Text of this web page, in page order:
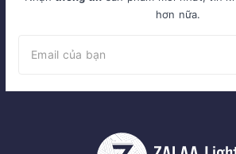
hơn nữa.